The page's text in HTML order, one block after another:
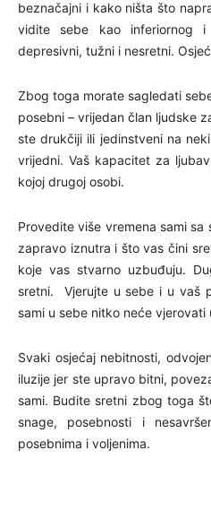
beznačajni i kako ništa što
vidite sebe kao inferiornog
depresivni, tužni i nesretni.
Zbog toga morate sagledati
posebni – vrijedan član ljudske
ste drukčiji ili jedinstveni na
vrijedni. Vaš kapacitet za
kojoj drugoj osobi.
Provedite više vremena sami
zapravo iznutra i što vas čini
koje vas stvarno uzbuđuju.
sretni. Vjerujte u sebe i u vaš
sami u sebe nitko neće vjerovati
Svaki osjećaj nebitnosti,
iluzije jer ste upravo bitni,
sami. Budite sretni zbog toga
snage, posebnosti i
posebnima i voljenima.